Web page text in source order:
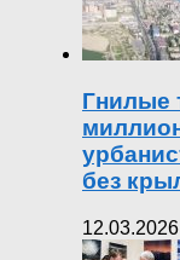
Гнилые
без